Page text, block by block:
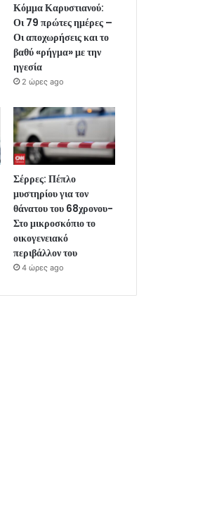
Κόμμα Καρυστιανού:
Οι 79 πρώτες ημέρες –
Οι αποχωρήσεις και το
βαθύ «ρήγμα» με την
ηγεσία
2 ώρες ago
Σέρρες: Πέπλο
μυστηρίου για τον
θάνατου του 68χρονου-
Στο μικροσκόπιο το
οικογενειακό
περιβάλλον του
4 ώρες ago